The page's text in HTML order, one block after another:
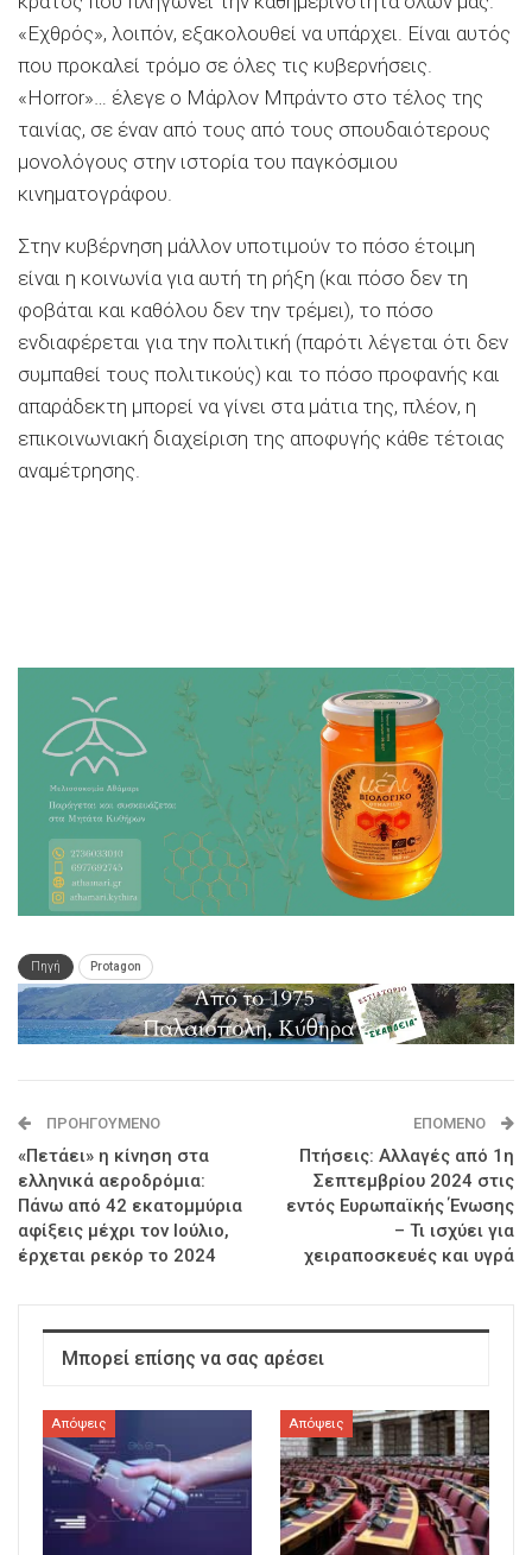
«Εχθρός», λοιπόν, εξακολουθεί να υπάρχει. Είναι αυτός
που προκαλεί τρόμο σε όλες τις κυβερνήσεις.
«Horror»… έλεγε ο Μάρλον Μπράντο στο τέλος της
ταινίας, σε έναν από τους από τους σπουδαιότερους
μονολόγους στην ιστορία του παγκόσμιου
κινηματογράφου.
Στην κυβέρνηση μάλλον υποτιμούν το πόσο έτοιμη
είναι η κοινωνία για αυτή τη ρήξη (και πόσο δεν τη
φοβάται και καθόλου δεν την τρέμει), το πόσο
ενδιαφέρεται για την πολιτική (παρότι λέγεται ότι δεν
συμπαθεί τους πολιτικούς) και το πόσο προφανής και
απαράδεκτη μπορεί να γίνει στα μάτια της, πλέον, η
επικοινωνιακή διαχείριση της αποφυγής κάθε τέτοιας
αναμέτρησης.
Πηγή Protagon
ΠΡΟΗΓΟΎΜΕΝΟ
«Πετάει» η κίνηση στα
ελληνικά αεροδρόμια:
Πάνω από 42 εκατομμύρια
αφίξεις μέχρι τον Ιούλιο,
έρχεται ρεκόρ το 2024
ΕΠΌΜΕΝΟ
Πτήσεις: Αλλαγές από 1η
Σεπτεμβρίου 2024 στις
εντός Ευρωπαϊκής Ένωσης
– Τι ισχύει για
χειραποσκευές και υγρά
Μπορεί επίσης να σας αρέσει
Απόψεις Απόψεις